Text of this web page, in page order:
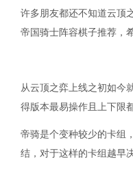
许多朋友都还不知道云顶
帝国骑士阵容棋子推荐，
从云顶之弈上线之初如今
得版本最易操作且上下限
帝骑是个变种较少的卡组
结，对于这样的卡组越早